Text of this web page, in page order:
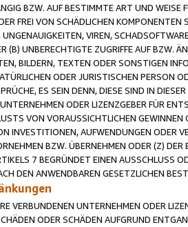
BZW. AUF BESTIMMTE ART UND
FREI VON SCHÄDLICHEN
UNGENAUIGKEITEN, VIREN,
(B) UNBERECHTIGTE ZUGRIFFE AUF BZW.
BILDERN, TEXTEN ODER SONSTIGEN
ODER JURISTISCHEN PERSON
ES SEIN DENN, DIESE SIND IN
ODER LIZENZGEBER FÜR
VON VORAUSSICHTLICHEN
INVESTITIONEN, AUFWENDUNGEN ODER
BZW. ÜBERNEHMEN ODER (Z)
7 BEGRÜNDET EINEN AUSSCHLUSS
DEN ANWENDBAREN GESETZLICHEN
VERBUNDENEN UNTERNEHMEN ODER
ODER SCHÄDEN AUFGRUND